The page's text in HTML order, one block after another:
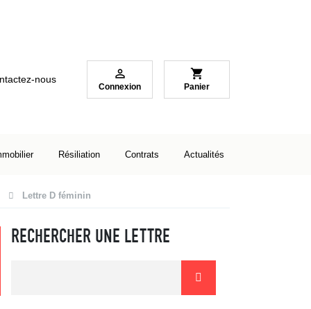
nous 
Connexion
shopping_cart
Panier
Résiliation Contrats Actualités
Lettre D féminin
RECHERCHER UNE LETTRE